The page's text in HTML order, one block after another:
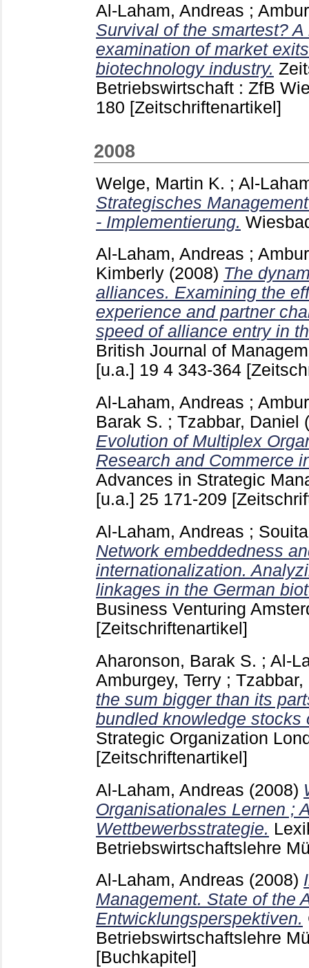
Al-Laham, Andreas ;
Survival of the smartest?
examination of market
biotechnology industry.
Betriebswirtschaft : ZfB
180 [Zeitschriftenartikel]
2008
Welge, Martin K. ; Al-
Strategisches
- Implementierung.
Al-Laham, Andreas ;
Kimberly (2008) The
alliances. Examining the
experience and partner
speed of alliance entry in
British Journal of
[u.a.] 19 4 343-364
Al-Laham, Andreas ;
Barak S. ; Tzabbar, Daniel
Evolution of Multiplex
Research and Commerce
Advances in Strategic
[u.a.] 25 171-209
Al-Laham, Andreas ;
Network embeddedness
internationalization.
linkages in the German
Business Venturing
[Zeitschriftenartikel]
Aharonson, Barak S. ; Al-
Amburgey, Terry ; Tzabbar,
the sum bigger than its
bundled knowledge stocks
Strategic Organization
[Zeitschriftenartikel]
Al-Laham, Andreas (2008)
Organisationales Lernen ;
Wettbewerbsstrategie.
Betriebswirtschaftslehre
Al-Laham, Andreas (2008)
Management. State of the
Entwicklungsperspektiven.
Betriebswirtschaftslehre
[Buchkapitel]